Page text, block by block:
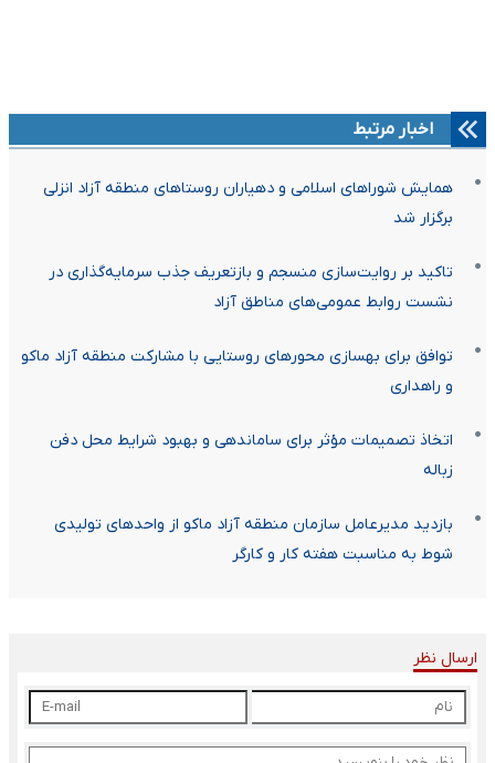
اخبار مرتبط
همایش شوراهای اسلامی و دهیاران روستاهای منطقه آزاد انزلی
برگزار شد
تاکید بر روایت‌سازی منسجم و بازتعریف جذب سرمایه‌گذاری در
نشست روابط عمومی‌های مناطق آزاد
توافق برای بهسازی محورهای روستایی با مشارکت منطقه آزاد ماکو
و راهداری
اتخاذ تصمیمات مؤثر برای ساماندهی و بهبود شرایط محل دفن
زباله
بازدید مدیرعامل سازمان منطقه آزاد ماکو از واحدهای تولیدی
شوط به مناسبت هفته کار و کارگر
ارسال نظر